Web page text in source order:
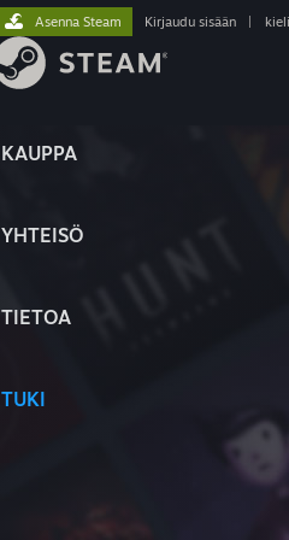
KAUPPA
YHTEISÖ
TIETOA
TUKI
Asenna Steam Kirjaudu sisään kieli